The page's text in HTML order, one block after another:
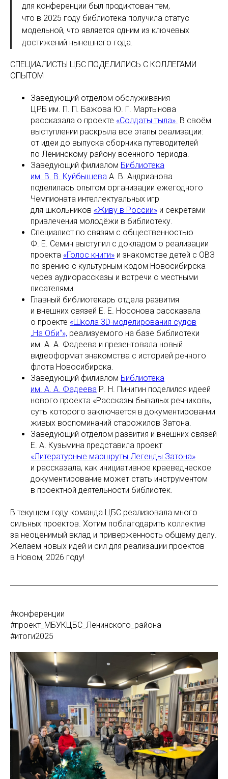
для конференции был продиктован тем,
что в 2025 году библиотека получила статус
модельной, что является одним из ключевых
достижений нынешнего года.
СПЕЦИАЛИСТЫ ЦБС ПОДЕЛИЛИСЬ С КОЛЛЕГАМИ
ОПЫТОМ
Заведующий отделом обслуживания
ЦРБ им. П. П. Бажова Ю. Г. Мартынова
рассказала о проекте «Солдаты тыла». В своём
выступлении раскрыла все этапы реализации:
от идеи до выпуска сборника путеводителей
по Ленинскому району военного периода.
Заведующий филиалом Библиотека
им. В. В. Куйбышева А. В. Андрианова
поделилась опытом организации ежегодного
Чемпионата интеллектуальных игр
для школьников «Живу в России» и секретами
привлечения молодёжи в библиотеку.
Специалист по связям с общественностью
Ф. Е. Семин выступил с докладом о реализации
проекта «Голос книги» и знакомстве детей с ОВЗ
по зрению с культурным кодом Новосибирска
через аудиорассказы и встречи с местными
писателями.
Главный библиотекарь отдела развития
и внешних связей Е. Е. Носонова рассказала
о проекте «Школа 3D-моделирования судов
„На Оби“», реализуемого на базе библиотеки
им. А. А. Фадеева и презентовала новый
видеоформат знакомства с историей речного
флота Новосибирска.
Заведующий филиалом Библиотека
им. А. А. Фадеева Р. Н. Пинигин поделился идеей
нового проекта «Рассказы бывалых речников»,
суть которого заключается в документировании
живых воспоминаний старожилов Затона.
Заведующий отделом развития и внешних связей
Е. А. Кузьмина представила проект
«Литературные маршруты Легенды Затона»
и рассказала, как инициативное краеведческое
документирование может стать инструментом
в проектной деятельности библиотек.
В текущем году команда ЦБС реализовала много
сильных проектов. Хотим поблагодарить коллектив
за неоценимый вклад и приверженность общему делу.
Желаем новых идей и сил для реализации проектов
в Новом, 2026 году!
#конференции
#проект_МБУКЦБС_Ленинского_района
#итоги2025